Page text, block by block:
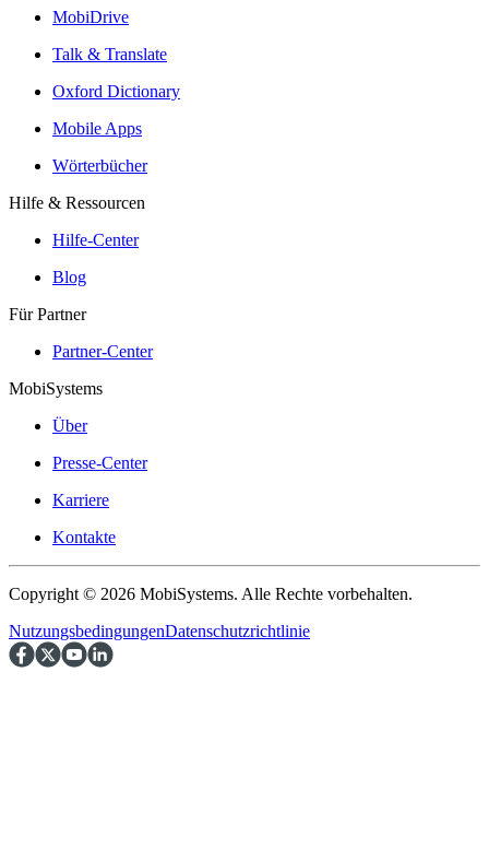
MobiDrive
Talk & Translate
Oxford Dictionary
Mobile Apps
Wörterbücher
Hilfe & Ressourcen
Hilfe-Center
Blog
Für Partner
Partner-Center
MobiSystems
Über
Presse-Center
Karriere
Kontakte
Copyright © 2026 MobiSystems. Alle Rechte vorbehalten.
NutzungsbedingungenDatenschutzrichtlinie